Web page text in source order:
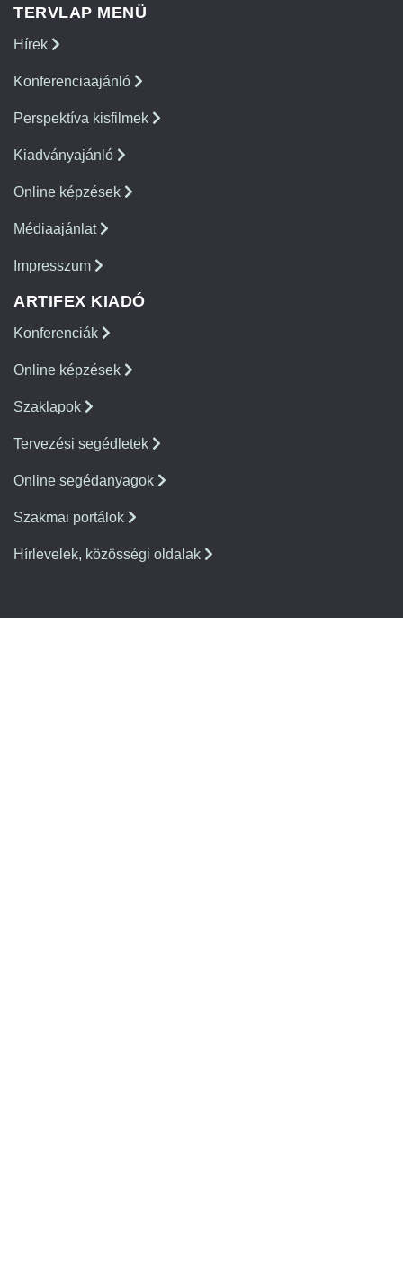
TERVLAP MENÜ
Hírek
Konferenciaajánló
Perspektíva kisfilmek
Kiadványajánló
Online képzések
Médiaajánlat
Impresszum
ARTIFEX KIADÓ
Konferenciák
Online képzések
Szaklapok
Tervezési segédletek
Online segédanyagok
Szakmai portálok
Hírlevelek, közösségi oldalak